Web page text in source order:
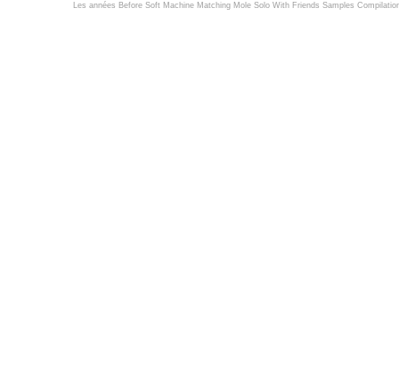
Les années Before Soft Machine Matching Mole Solo With Friends Samples